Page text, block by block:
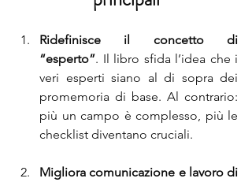
Ridefinisce il concetto di
“esperto”. Il libro sfida l’idea che i
veri esperti siano al di sopra dei
promemoria di base. Al contrario:
più un campo è complesso, più le
checklist diventano cruciali.
Migliora comunicazione e lavoro di